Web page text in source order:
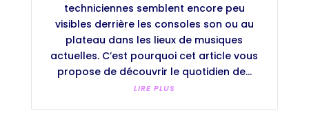
techniciennes semblent encore peu
visibles derrière les consoles son ou au
plateau dans les lieux de musiques
actuelles. C’est pourquoi cet article vous
propose de découvrir le quotidien de...
LIRE PLUS